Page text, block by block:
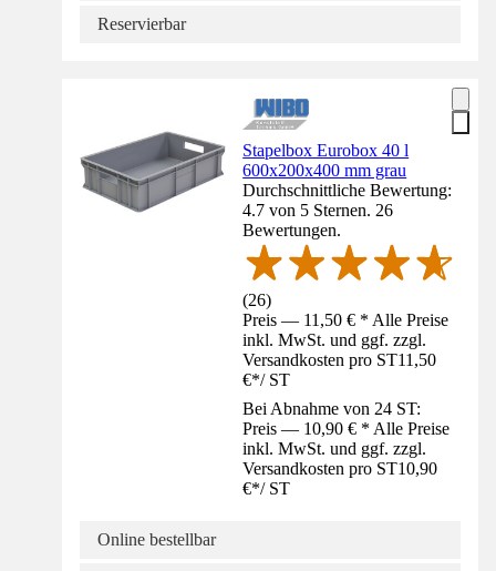
Reservierbar
Stapelbox Eurobox 40 l
600x200x400 mm grau
Durchschnittliche Bewertung:
4.7 von 5 Sternen. 26
Bewertungen.
(26)
Preis — 11,50 € * Alle Preise
inkl. MwSt. und ggf. zzgl.
Versandkosten pro ST11,50
€*/ ST
Bei Abnahme von 24 ST:
Preis — 10,90 € * Alle Preise
inkl. MwSt. und ggf. zzgl.
Versandkosten pro ST10,90
€*/ ST
Online bestellbar